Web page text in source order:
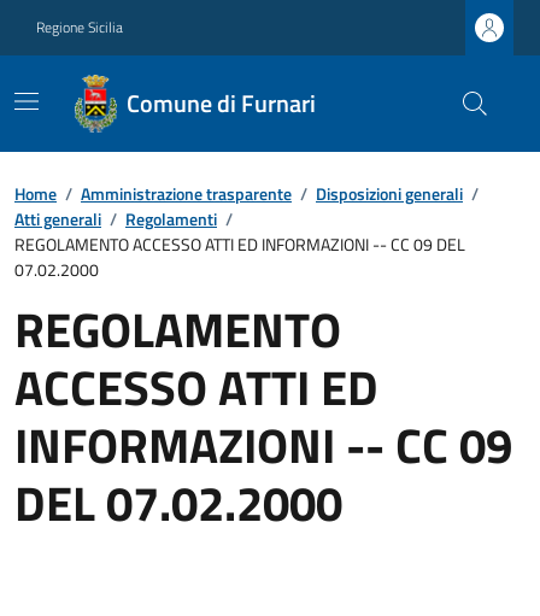
Regione Sicilia
Comune di Furnari
Home / Amministrazione trasparente / Disposizioni generali /
Atti generali / Regolamenti /
REGOLAMENTO ACCESSO ATTI ED INFORMAZIONI -- CC 09 DEL
07.02.2000
REGOLAMENTO
ACCESSO ATTI ED
INFORMAZIONI -- CC 09
DEL 07.02.2000